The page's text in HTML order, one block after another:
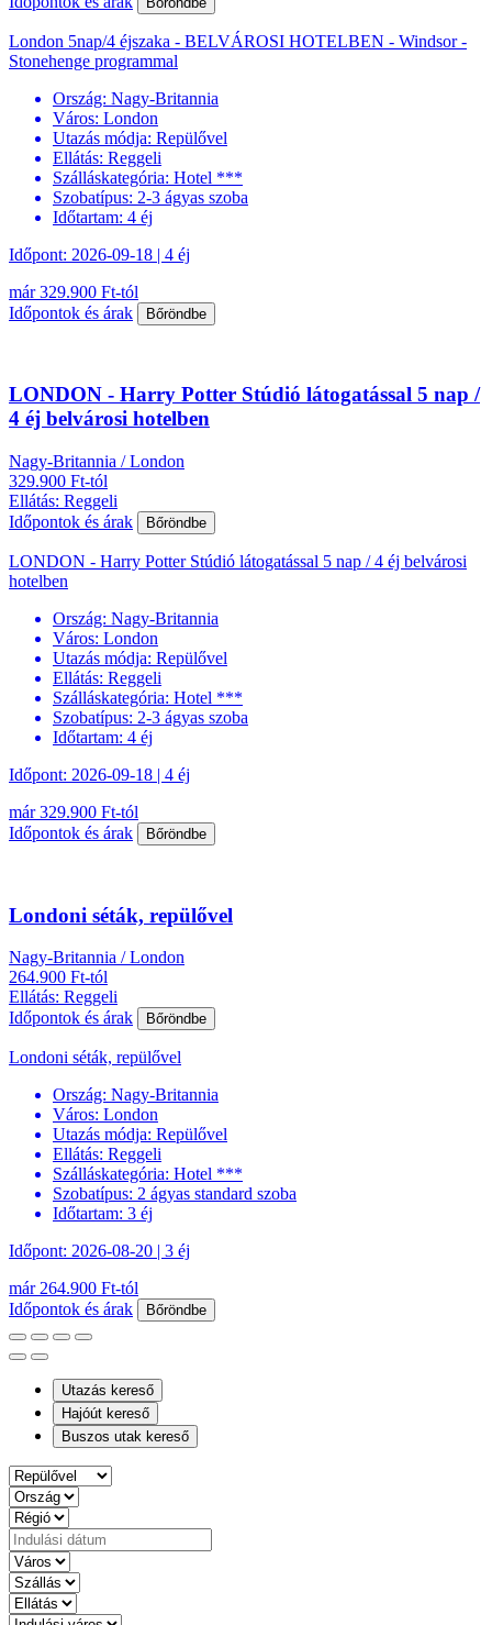
London 5nap/4 éjszaka - BELVÁROSI HOTELBEN - Windsor -
Stonehenge programmal
Ország: Nagy-Britannia
Város: London
Utazás módja: Repülővel
Ellátás: Reggeli
Szálláskategória: Hotel ***
Szobatípus: 2-3 ágyas szoba
Időtartam: 4 éj
Időpont: 2026-09-18 | 4 éj
már 329.900 Ft-tól
Időpontok és árak
Bőröndbe
LONDON - Harry Potter Stúdió látogatással 5 nap /
4 éj belvárosi hotelben
Nagy-Britannia / London
329.900 Ft-tól
Ellátás: Reggeli
Időpontok és árak
Bőröndbe
LONDON - Harry Potter Stúdió látogatással 5 nap / 4 éj belvárosi
hotelben
Ország: Nagy-Britannia
Város: London
Utazás módja: Repülővel
Ellátás: Reggeli
Szálláskategória: Hotel ***
Szobatípus: 2-3 ágyas szoba
Időtartam: 4 éj
Időpont: 2026-09-18 | 4 éj
már 329.900 Ft-tól
Időpontok és árak
Bőröndbe
Londoni séták, repülővel
Nagy-Britannia / London
264.900 Ft-tól
Ellátás: Reggeli
Időpontok és árak
Bőröndbe
Londoni séták, repülővel
Ország: Nagy-Britannia
Város: London
Utazás módja: Repülővel
Ellátás: Reggeli
Szálláskategória: Hotel ***
Szobatípus: 2 ágyas standard szoba
Időtartam: 3 éj
Időpont: 2026-08-20 | 3 éj
már 264.900 Ft-tól
Időpontok és árak
Bőröndbe
Utazás kereső
Hajóút kereső
Buszos utak kereső